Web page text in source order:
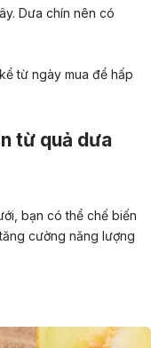
Dưa chín nên có
từ ngày mua để hấp
từ quả dưa
bạn có thể chế biến
cường năng lượng